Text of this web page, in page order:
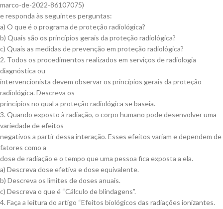
marco-de-2022-86107075)
e responda às seguintes perguntas:
a) O que é o programa de proteção radiológica?
b) Quais são os princípios gerais da proteção radiológica?
c) Quais as medidas de prevenção em proteção radiológica?
2. Todos os procedimentos realizados em serviços de radiologia
diagnóstica ou
intervencionista devem observar os princípios gerais da proteção
radiológica. Descreva os
princípios no qual a proteção radiológica se baseia.
3. Quando exposto à radiação, o corpo humano pode desenvolver uma
variedade de efeitos
negativos a partir dessa interação. Esses efeitos variam e dependem de
fatores como a
dose de radiação e o tempo que uma pessoa fica exposta a ela.
a) Descreva dose efetiva e dose equivalente.
b) Descreva os limites de doses anuais.
c) Descreva o que é “Cálculo de blindagens”.
4. Faça a leitura do artigo “Efeitos biológicos das radiações ionizantes.